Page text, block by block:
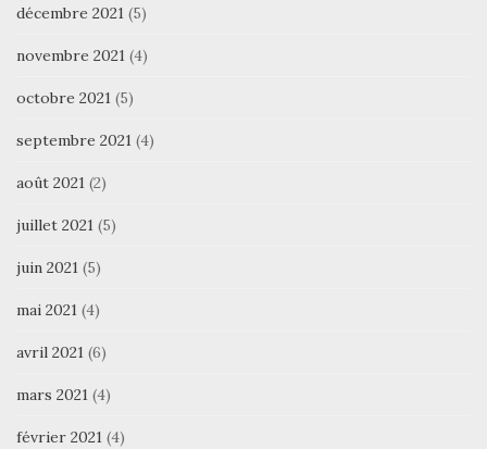
décembre 2021 (5)
novembre 2021 (4)
octobre 2021 (5)
septembre 2021 (4)
août 2021 (2)
juillet 2021 (5)
juin 2021 (5)
mai 2021 (4)
avril 2021 (6)
mars 2021 (4)
février 2021 (4)